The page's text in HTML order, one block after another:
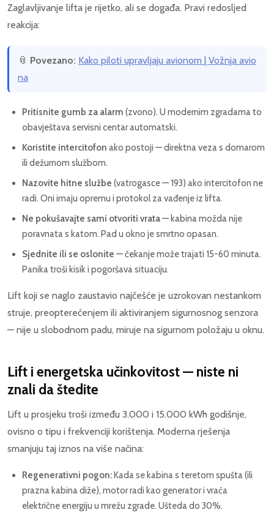
Zaglavljivanje lifta je rijetko, ali se događa. Pravi redosljed
reakcija:
📎 Povezano: Kako piloti upravljaju avionom | Vožnja avio
na
Pritisnite gumb za alarm (zvono). U modernim zgradama to
obavještava servisni centar automatski.
Koristite intercitofon ako postoji — direktna veza s domarom
ili dežurnom službom.
Nazovite hitne službe (vatrogasce — 193) ako intercitofon ne
radi. Oni imaju opremu i protokol za vađenje iz lifta.
Ne pokušavajte sami otvoriti vrata— kabina možda nije
poravnata s katom. Pad u okno je smrtno opasan.
Sjednite ili se oslonite — čekanje može trajati 15-60 minuta.
Panika troši kisik i pogoršava situaciju.
Lift koji se naglo zaustavio najčešće je uzrokovan nestankom
struje, preopterećenjem ili aktiviranjem sigurnosnog senzora
— nije u slobodnom padu, miruje na sigurnom položaju u oknu.
Lift i energetska učinkovitost — niste ni
znali da štedite
Lift u prosjeku troši između 3.000 i 15.000 kWh godišnje,
ovisno o tipu i frekvenciji korištenja. Moderna rješenja
smanjuju taj iznos na više načina:
Regenerativni pogon: Kada se kabina s teretom spušta (ili
prazna kabina diže), motor radi kao generator i vraća
električne energiju u mrežu zgrade. Ušteda do 30%.